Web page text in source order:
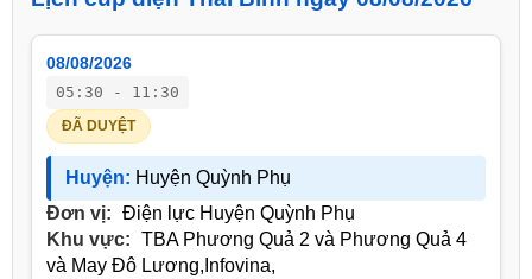
08/08/2026
05:30 - 11:30
ĐÃ DUYỆT
Huyện: Huyện Quỳnh Phụ
Đơn vị: Điện lực Huyện Quỳnh Phụ
Khu vực: TBA Phương Quả 2 và Phương Quả 4
và May Đô Lương,Infovina,